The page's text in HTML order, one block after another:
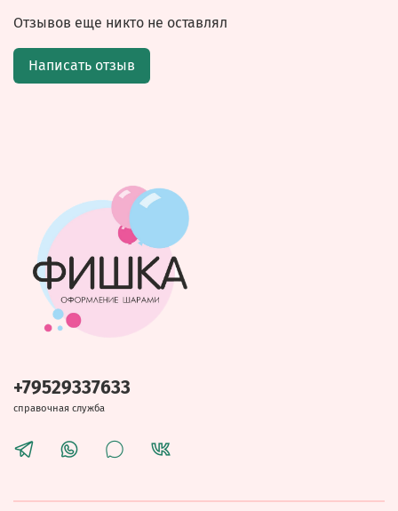
Отзывов еще никто не оставлял
Написать отзыв
+79529337633
справочная служба